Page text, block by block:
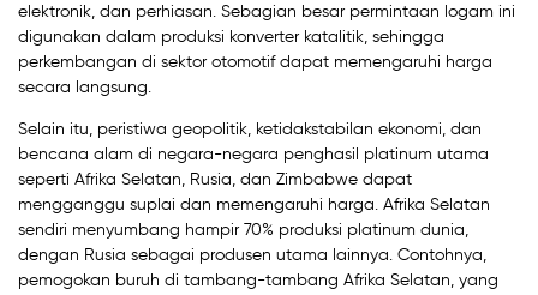
elektronik, dan perhiasan. Sebagian besar permintaan logam ini
digunakan dalam produksi konverter katalitik, sehingga
perkembangan di sektor otomotif dapat memengaruhi harga
secara langsung.
Selain itu, peristiwa geopolitik, ketidakstabilan ekonomi, dan
bencana alam di negara-negara penghasil platinum utama
seperti Afrika Selatan, Rusia, dan Zimbabwe dapat
mengganggu suplai dan memengaruhi harga. Afrika Selatan
sendiri menyumbang hampir 70% produksi platinum dunia,
dengan Rusia sebagai produsen utama lainnya. Contohnya,
pemogokan buruh di tambang-tambang Afrika Selatan, yang